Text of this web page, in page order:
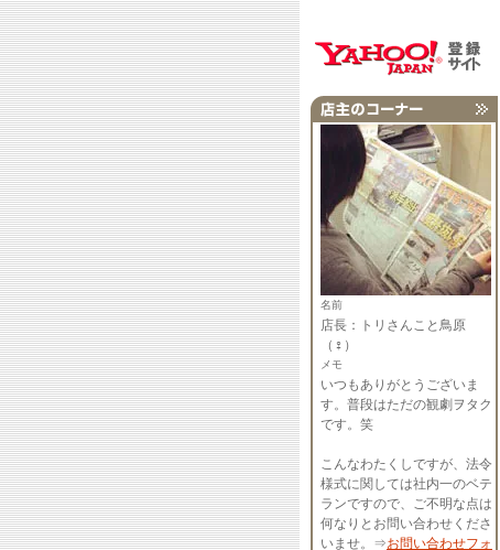
名前
店長：トリさんこと鳥原
（♀）
メモ
いつもありがとうございま
す。普段はただの観劇ヲタク
です。笑
こんなわたくしですが、法令
様式に関しては社内一のベテ
ランですので、ご不明な点は
何なりとお問い合わせくださ
いませ。⇒お問い合わせフォ